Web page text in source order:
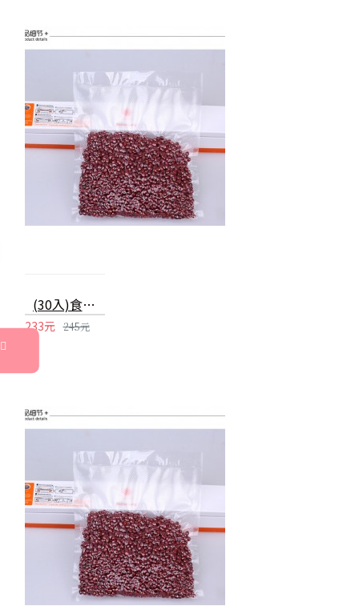
(30入)食品真空包裝袋 食品級家用保鮮袋 無毒單面紋路真空袋 真空封口機專用袋 20X25cm
233元 245元